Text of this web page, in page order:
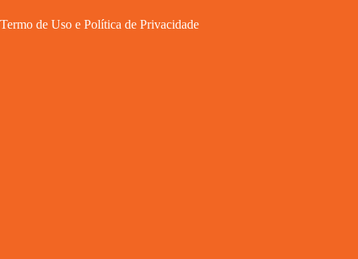
Termo de Uso e Política de Privacidade